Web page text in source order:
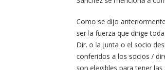
Como se dijo
ser la fuerza que dirige
Dir. o la junta o el socio
conferidos a los socios /
son elegibles para tener